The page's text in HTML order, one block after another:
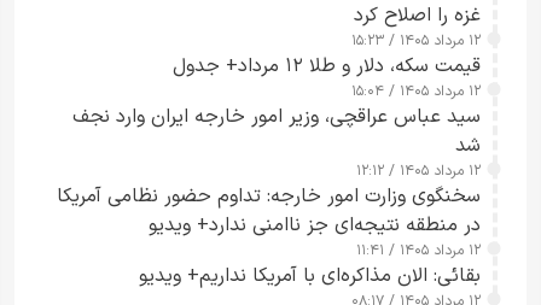
غزه را اصلاح کرد
۱۲ مرداد ۱۴۰۵ / ۱۵:۲۳
قیمت سکه، دلار و طلا ۱۲ مرداد+ جدول
۱۲ مرداد ۱۴۰۵ / ۱۵:۰۴
سید عباس عراقچی، وزیر امور خارجه ایران وارد نجف
شد
۱۲ مرداد ۱۴۰۵ / ۱۲:۱۲
سخنگوی وزارت امور خارجه: تداوم حضور نظامی آمریکا
در منطقه نتیجه‌ای جز ناامنی ندارد+ ویدیو
۱۲ مرداد ۱۴۰۵ / ۱۱:۴۱
بقائی: الان مذاکره‌ای با آمریکا نداریم+ ویدیو